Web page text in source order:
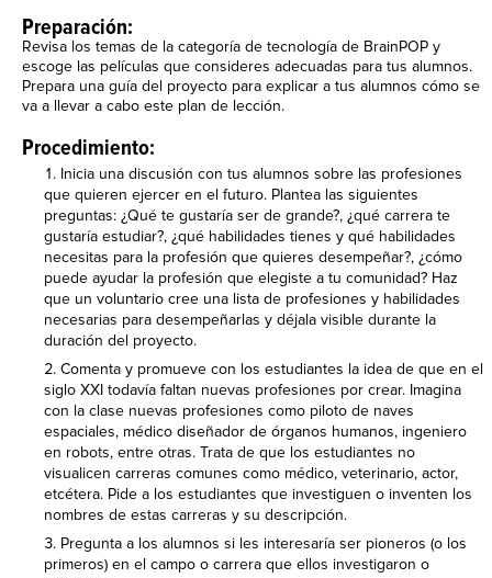
Preparación:
Revisa los temas de la categoría de tecnología de BrainPOP y
escoge las películas que consideres adecuadas para tus alumnos.
Prepara una guía del proyecto para explicar a tus alumnos cómo se
va a llevar a cabo este plan de lección.
Procedimiento:
Inicia una discusión con tus alumnos sobre las profesiones
que quieren ejercer en el futuro. Plantea las siguientes
preguntas: ¿Qué te gustaría ser de grande?, ¿qué carrera te
gustaría estudiar?, ¿qué habilidades tienes y qué habilidades
necesitas para la profesión que quieres desempeñar?, ¿cómo
puede ayudar la profesión que elegiste a tu comunidad? Haz
que un voluntario cree una lista de profesiones y habilidades
necesarias para desempeñarlas y déjala visible durante la
duración del proyecto.
Comenta y promueve con los estudiantes la idea de que en el
siglo XXI todavía faltan nuevas profesiones por crear. Imagina
con la clase nuevas profesiones como piloto de naves
espaciales, médico diseñador de órganos humanos, ingeniero
en robots, entre otras. Trata de que los estudiantes no
visualicen carreras comunes como médico, veterinario, actor,
etcétera. Pide a los estudiantes que investiguen o inventen los
nombres de estas carreras y su descripción.
Pregunta a los alumnos si les interesaría ser pioneros (o los
primeros) en el campo o carrera que ellos investigaron o